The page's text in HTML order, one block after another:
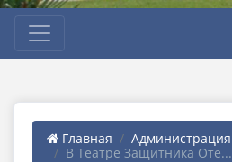
Главная Администрация
В Театре Защитника Оте...